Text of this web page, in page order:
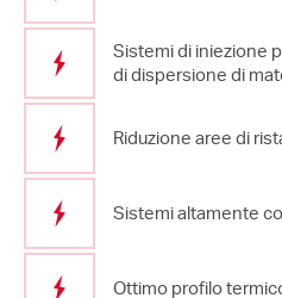
Sistemi di iniezione
di dispersione di
Riduzione aree di
Sistemi altamente
Ottimo profilo